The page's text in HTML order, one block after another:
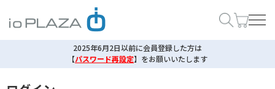
2025年6月2日以前に会員登録した方は
【パスワード再設定】 をお願いいたします